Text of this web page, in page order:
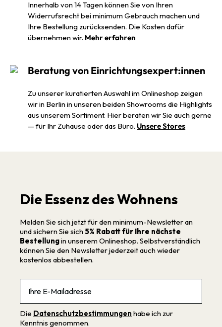
Innerhalb von 14 Tagen können Sie von Ihren
Widerrufsrecht bei minimum Gebrauch machen und
Ihre Bestellung zurücksenden. Die Kosten dafür
übernehmen wir. Mehr erfahren
Beratung von Einrichtungsexpert:innen
Zu unserer kuratierten Auswahl im Onlineshop zeigen
wir in Berlin in unseren beiden Showrooms die Highlights
aus unserem Sortiment. Hier beraten wir Sie auch gerne
— für Ihr Zuhause oder das Büro. Unsere Stores
Die Essenz des Wohnens
Melden Sie sich jetzt für den minimum-Newsletter an
und sichern Sie sich 5% Rabatt für Ihre nächste
Bestellungin unserem Onlineshop. Selbstverständlich
können Sie den Newsletter jederzeit auch wieder
kostenlos abbestellen.
Die Datenschutzbestimmungen habe ich zur
Kenntnis genommen.